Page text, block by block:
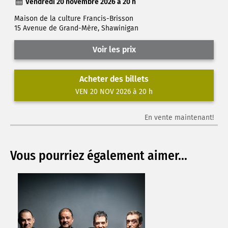
Maison de la culture Francis-Brisson
15 Avenue de Grand-Mère, Shawinigan
Voir les prix
Acheter des billets
VEN 20 NOV 2026 à 20 h
En vente maintenant!
Vous pourriez également aimer...